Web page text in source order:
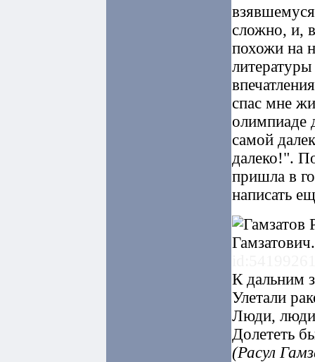
взявшемуся
сложно, и,
похожи на
спас мне
олимпиаде
самой
далеко!".
пришла в
написать
К дальним
Улетали
Люди, люди
Долететь
(Расул